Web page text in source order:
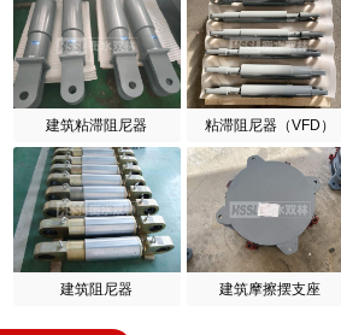
建筑粘滞阻尼器 粘滞阻尼器（VFD）
建筑阻尼器 建筑摩擦摆支座